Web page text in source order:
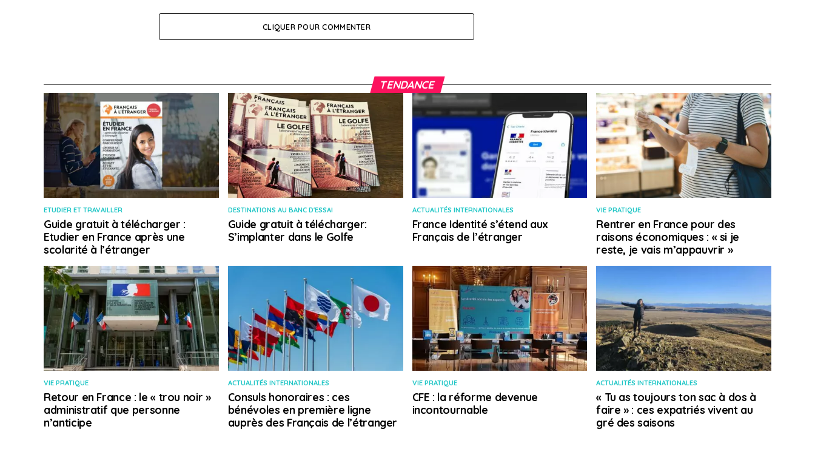
CLIQUER POUR COMMENTER
TENDANCE
ETUDIER ET TRAVAILLER
Guide gratuit à télécharger :
Etudier en France après une
scolarité à l’étranger
DESTINATIONS AU BANC D'ESSAI
Guide gratuit à télécharger:
S’implanter dans le Golfe
ACTUALITÉS INTERNATIONALES
France Identité s’étend aux
Français de l’étranger
VIE PRATIQUE
Rentrer en France pour des
raisons économiques : « si je
reste, je vais m’appauvrir »
VIE PRATIQUE
Retour en France : le « trou noir »
administratif que personne
n’anticipe
ACTUALITÉS INTERNATIONALES
Consuls honoraires : ces
bénévoles en première ligne
auprès des Français de l’étranger
VIE PRATIQUE
CFE : la réforme devenue
incontournable
ACTUALITÉS INTERNATIONALES
« Tu as toujours ton sac à dos à
faire » : ces expatriés vivent au
gré des saisons